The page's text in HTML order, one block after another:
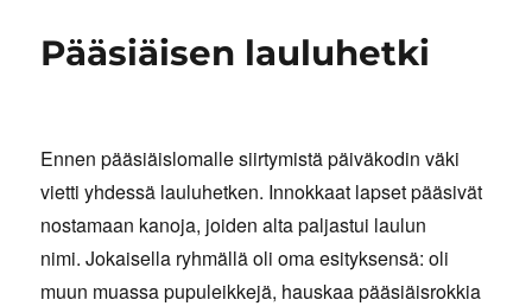
Pääsiäisen lauluhetki
Ennen pääsiäislomalle siirtymistä päiväkodin väki
vietti yhdessä lauluhetken. Innokkaat lapset pääsivät
nostamaan kanoja, joiden alta paljastui laulun
nimi. Jokaisella ryhmällä oli oma esityksensä: oli
muun muassa pupuleikkejä, hauskaa pääsiäisrokkia